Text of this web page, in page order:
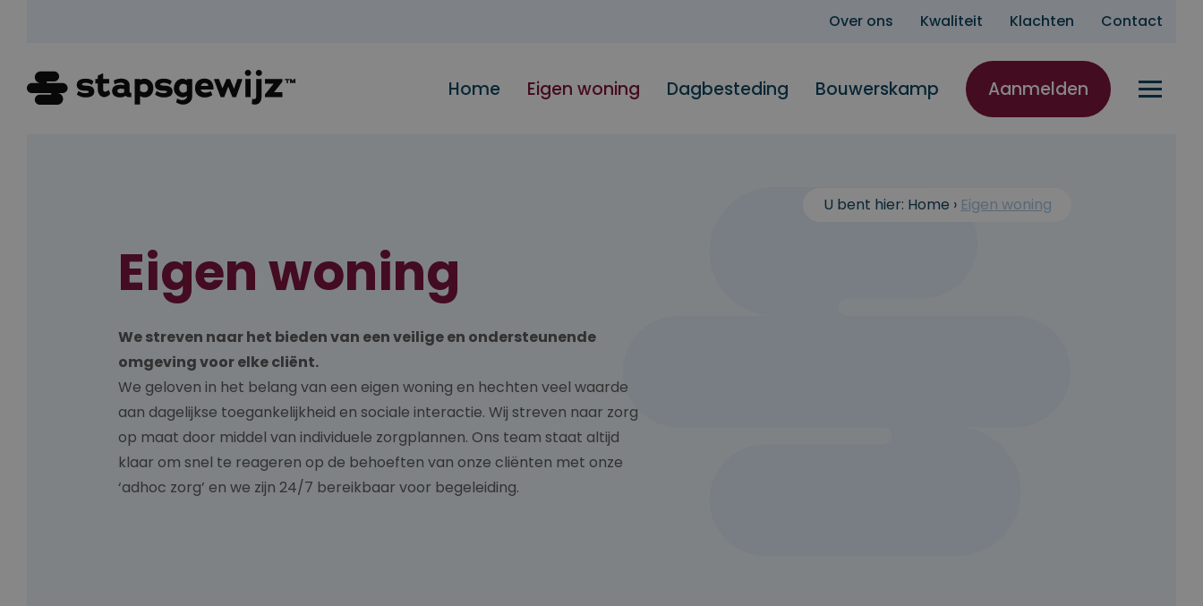
Over ons Kwaliteit Klachten Contact
Home Eigen woning Dagbesteding Bouwerskamp Aanmelden
U bent hier: Home › Eigen woning
Eigen woning
We streven naar het bieden van een veilige en ondersteunende
omgeving voor elke cliënt.
We geloven in het belang van een eigen woning en hechten veel waarde
aan dagelijkse toegankelijkheid en sociale interactie. Wij streven naar zorg
op maat door middel van individuele zorgplannen. Ons team staat altijd
klaar om snel te reageren op de behoeften van onze cliënten met onze
‘adhoc zorg’ en we zijn 24/7 bereikbaar voor begeleiding.